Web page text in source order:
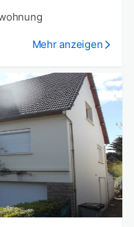
Mehr anzeigen